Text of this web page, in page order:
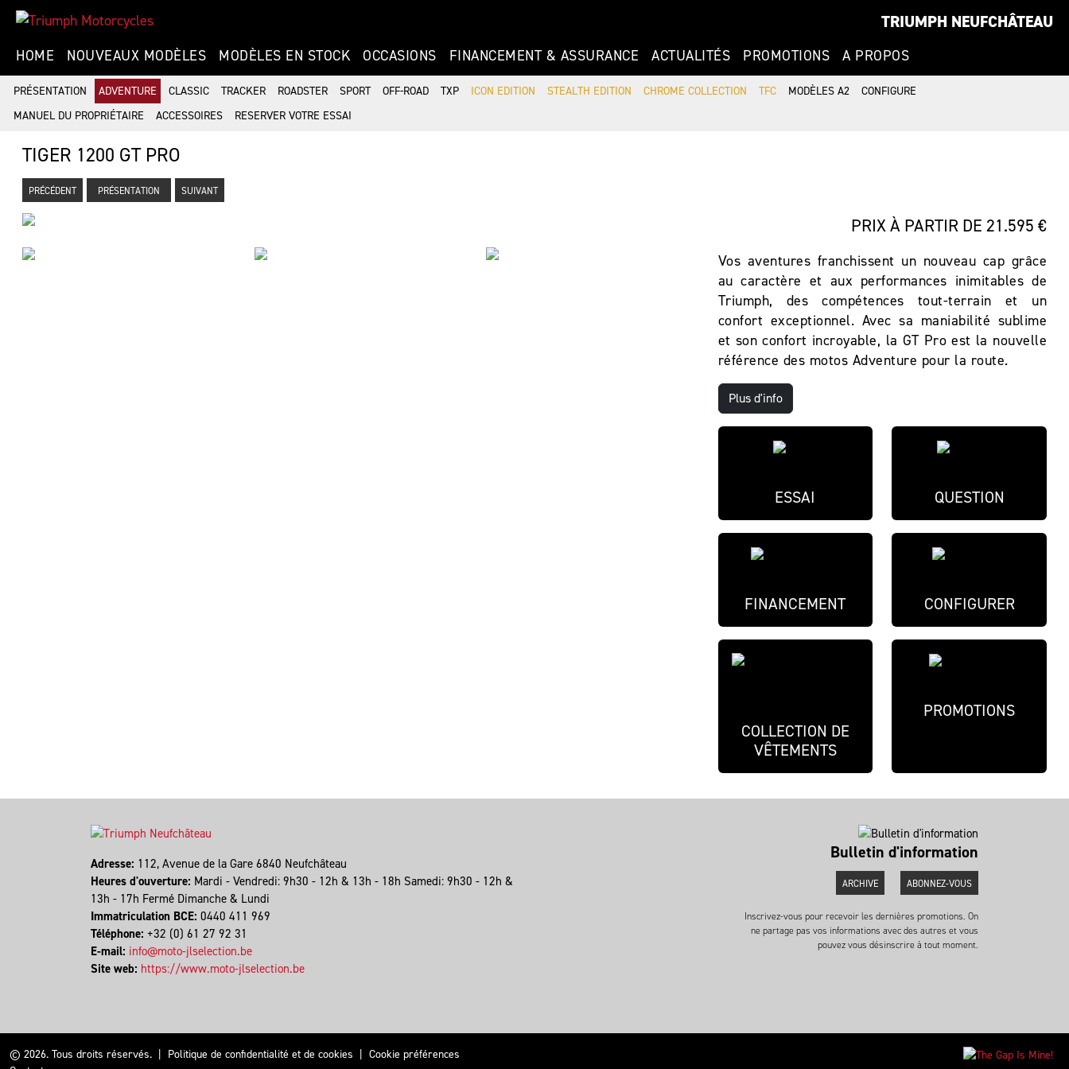
TRIUMPH NEUFCHÂTEAU
HOME NOUVEAUX MODÈLES MODÈLES EN STOCK OCCASIONS FINANCEMENT & ASSURANCE ACTUALITÉS PROMOTIONS A PROPOS
PRÉSENTATION ADVENTURE CLASSIC TRACKER ROADSTER SPORT OFF-ROAD TXP ICON EDITION STEALTH EDITION CHROME COLLECTION TFC MODÈLES A2
CONFIGURE
MANUEL DU PROPRIÉTAIRE
ACCESSOIRES RESERVER VOTRE ESSAI
TIGER 1200 GT PRO
PRÉCÉDENT PRÉSENTATION SUIVANT
PRIX À PARTIR DE 21.595 €
Vos aventures franchissent un nouveau cap grâce
au caractère et aux performances inimitables de
Triumph, des compétences tout-terrain et un
confort exceptionnel. Avec sa maniabilité sublime
et son confort incroyable, la GT Pro est la nouvelle
référence des motos Adventure pour la route.
Plus d'info
ESSAI QUESTION
FINANCEMENT CONFIGURER
COLLECTION DE
VÊTEMENTS
PROMOTIONS
Adresse: 112, Avenue de la Gare 6840 Neufchâteau
Heures d'ouverture: Mardi - Vendredi: 9h30 - 12h & 13h - 18h Samedi: 9h30 - 12h &
13h - 17h Fermé Dimanche & Lundi
Immatriculation BCE: 0440 411 969
Téléphone: +32 (0) 61 27 92 31
E-mail: info@moto-jlselection.be
Site web: https://www.moto-jlselection.be
Bulletin d'information
ARCHIVE ABONNEZ-VOUS
Inscrivez-vous pour recevoir les dernières promotions. On
ne partage pas vos informations avec des autres et vous
pouvez vous désinscrire à tout moment.
© 2026. Tous droits réservés. Politique de confidentialité et de cookies
Cookie préférences